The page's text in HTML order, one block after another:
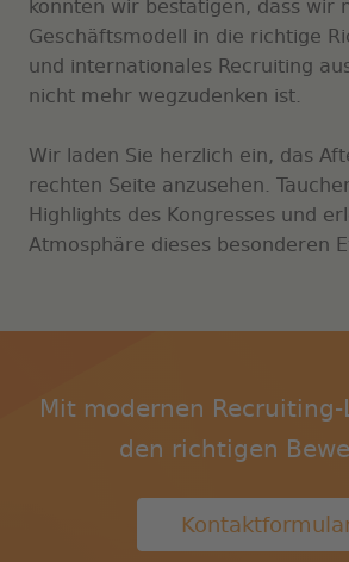
Geschäftsmodell in die richtige
und internationales Recruiting
nicht mehr wegzudenken ist.
Wir laden Sie herzlich ein, das
rechten Seite anzusehen.
Highlights des Kongresses und
Atmosphäre dieses besonderen
Mit modernen
den richtigen